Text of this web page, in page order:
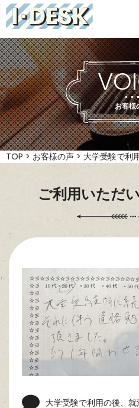
お客様
TOP > お客様の声 > 大学受験で利
ご利用いただ
大学受験で利用の後、